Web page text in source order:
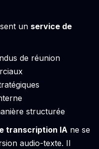
un service de
de réunion
structurée
transcription IA ne se
audio-texte. Il